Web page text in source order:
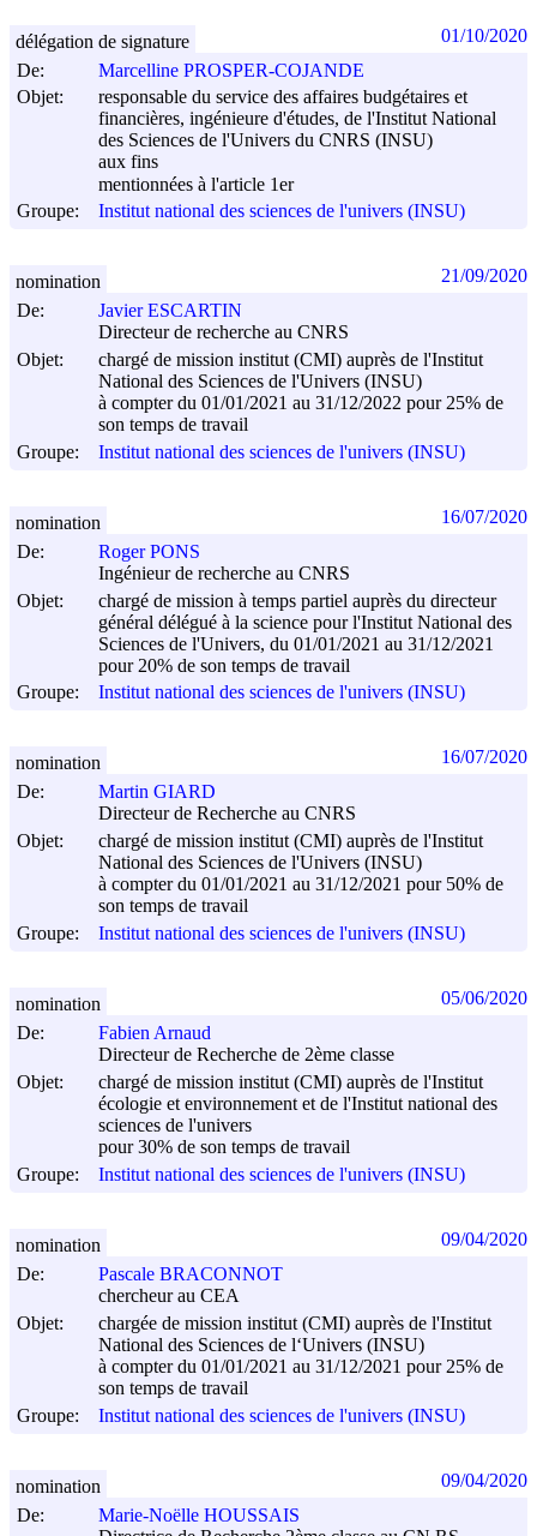
De:
Marcelline PROSPER-COJANDE
Objet:
responsable du service des affaires budgétaires et
financières, ingénieure d'études, de l'Institut National
des Sciences de l'Univers du CNRS (INSU)
aux fins
mentionnées à l'article 1er
Groupe:
Institut national des sciences de l'univers (INSU)
délégation de signature 01/10/2020
De:
Javier ESCARTIN
Directeur de recherche au CNRS
Objet:
chargé de mission institut (CMI) auprès de l'Institut
National des Sciences de l'Univers (INSU)
à compter du 01/01/2021 au 31/12/2022 pour 25% de
son temps de travail
Groupe:
Institut national des sciences de l'univers (INSU)
nomination 21/09/2020
De:
Roger PONS
Ingénieur de recherche au CNRS
Objet:
chargé de mission à temps partiel auprès du directeur
général délégué à la science pour l'Institut National des
Sciences de l'Univers, du 01/01/2021 au 31/12/2021
pour 20% de son temps de travail
Groupe:
Institut national des sciences de l'univers (INSU)
nomination 16/07/2020
De:
Martin GIARD
Directeur de Recherche au CNRS
Objet:
chargé de mission institut (CMI) auprès de l'Institut
National des Sciences de l'Univers (INSU)
à compter du 01/01/2021 au 31/12/2021 pour 50% de
son temps de travail
Groupe:
Institut national des sciences de l'univers (INSU)
nomination 16/07/2020
De:
Fabien Arnaud
Directeur de Recherche de 2ème classe
Objet:
chargé de mission institut (CMI) auprès de l'Institut
écologie et environnement et de l'Institut national des
sciences de l'univers
pour 30% de son temps de travail
Groupe:
Institut national des sciences de l'univers (INSU)
nomination 05/06/2020
De:
Pascale BRACONNOT
chercheur au CEA
Objet:
chargée de mission institut (CMI) auprès de l'Institut
National des Sciences de l‘Univers (INSU)
à compter du 01/01/2021 au 31/12/2021 pour 25% de
son temps de travail
Groupe:
Institut national des sciences de l'univers (INSU)
nomination 09/04/2020
De:
Marie-Noëlle HOUSSAIS
nomination 09/04/2020